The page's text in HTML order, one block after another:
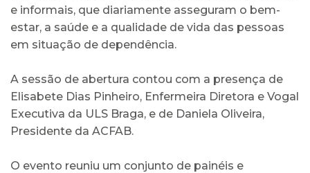
e informais, que diariamente asseguram o bem-
estar, a saúde e a qualidade de vida das pessoas
em situação de dependência.
A sessão de abertura contou com a presença de
Elisabete Dias Pinheiro, Enfermeira Diretora e Vogal
Executiva da ULS Braga, e de Daniela Oliveira,
Presidente da ACFAB.
O evento reuniu um conjunto de painéis e